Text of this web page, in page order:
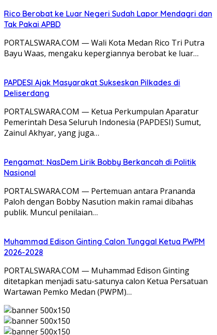
Rico Berobat ke Luar Negeri Sudah Lapor Mendagri dan
Tak Pakai APBD
PORTALSWARA.COM — Wali Kota Medan Rico Tri Putra
Bayu Waas, mengaku kepergiannya berobat ke luar…
PAPDESI Ajak Masyarakat Sukseskan Pilkades di
Deliserdang
PORTALSWARA.COM — Ketua Perkumpulan Aparatur
Pemerintah Desa Seluruh Indonesia (PAPDESI) Sumut,
Zainul Akhyar, yang juga…
Pengamat: NasDem Lirik Bobby Berkancah di Politik
Nasional
PORTALSWARA.COM — Pertemuan antara Prananda
Paloh dengan Bobby Nasution makin ramai dibahas
publik. Muncul penilaian…
Muhammad Edison Ginting Calon Tunggal Ketua PWPM
2026-2028
PORTALSWARA.COM — Muhammad Edison Ginting
ditetapkan menjadi satu-satunya calon Ketua Persatuan
Wartawan Pemko Medan (PWPM)…